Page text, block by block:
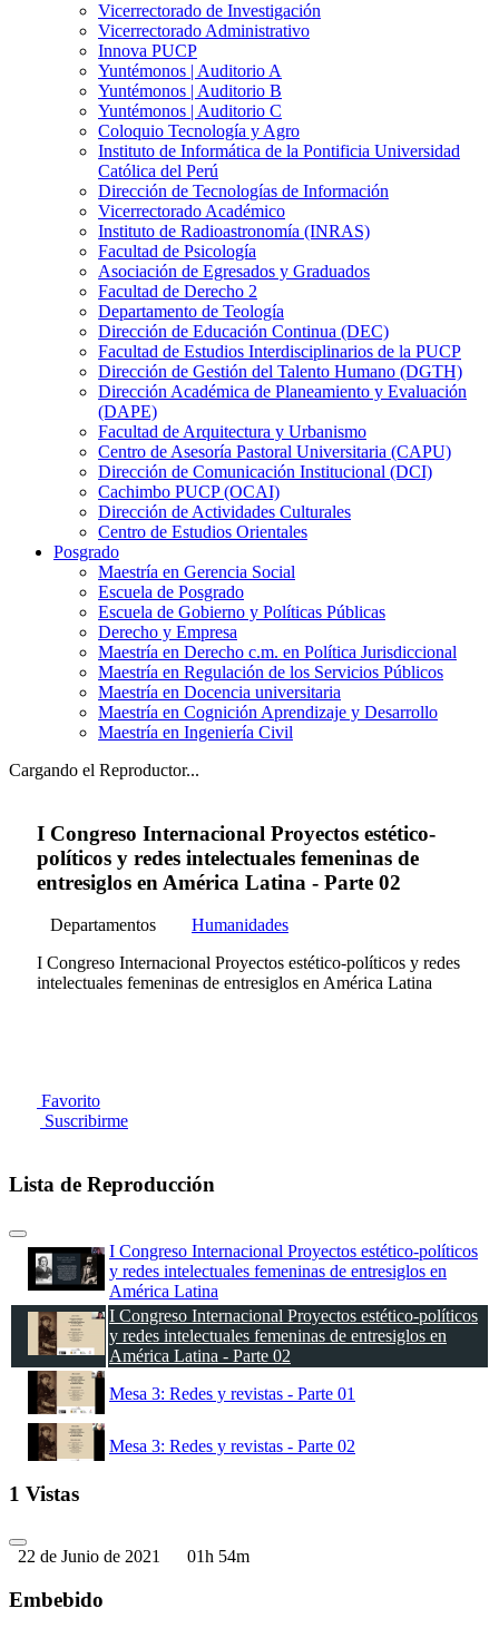
Vicerrectorado de Investigación
Vicerrectorado Administrativo
Innova PUCP
Yuntémonos | Auditorio A
Yuntémonos | Auditorio B
Yuntémonos | Auditorio C
Coloquio Tecnología y Agro
Instituto de Informática de la Pontificia Universidad
Católica del Perú
Dirección de Tecnologías de Información
Vicerrectorado Académico
Instituto de Radioastronomía (INRAS)
Facultad de Psicología
Asociación de Egresados y Graduados
Facultad de Derecho 2
Departamento de Teología
Dirección de Educación Continua (DEC)
Facultad de Estudios Interdisciplinarios de la PUCP
Dirección de Gestión del Talento Humano (DGTH)
Dirección Académica de Planeamiento y Evaluación
(DAPE)
Facultad de Arquitectura y Urbanismo
Centro de Asesoría Pastoral Universitaria (CAPU)
Dirección de Comunicación Institucional (DCI)
Cachimbo PUCP (OCAI)
Dirección de Actividades Culturales
Centro de Estudios Orientales
Posgrado
Maestría en Gerencia Social
Escuela de Posgrado
Escuela de Gobierno y Políticas Públicas
Derecho y Empresa
Maestría en Derecho c.m. en Política Jurisdiccional
Maestría en Regulación de los Servicios Públicos
Maestría en Docencia universitaria
Maestría en Cognición Aprendizaje y Desarrollo
Maestría en Ingeniería Civil
Cargando el Reproductor...
I Congreso Internacional Proyectos estético-
políticos y redes intelectuales femeninas de
entresiglos en América Latina - Parte 02
Departamentos
Humanidades
I Congreso Internacional Proyectos estético-políticos y redes
intelectuales femeninas de entresiglos en América Latina
Favorito
Suscribirme
Lista de Reproducción
I Congreso Internacional Proyectos estético-políticos
y redes intelectuales femeninas de entresiglos en
América Latina
I Congreso Internacional Proyectos estético-políticos
y redes intelectuales femeninas de entresiglos en
América Latina - Parte 02
Mesa 3: Redes y revistas - Parte 01
Mesa 3: Redes y revistas - Parte 02
Mesa 5: Estrategias de adquisición de poder.
1 Vistas
22 de Junio de 2021 01h 54m
Embebido